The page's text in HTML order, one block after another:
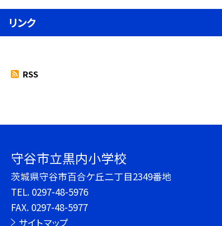
リンク
RSS
守谷市立黒内小学校
茨城県守谷市百合ケ丘二丁目2349番地
TEL. 0297-48-5976
FAX. 0297-48-5977
サイトマップ